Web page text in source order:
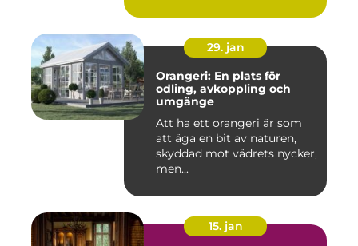
29. jan
Orangeri: En plats för
odling, avkoppling och
umgänge
Att ha ett orangeri är som
att äga en bit av naturen,
skyddad mot vädrets nycker,
men...
15. jan